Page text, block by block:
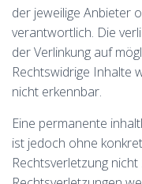
der jeweilige Anbieter
verantwortlich. Die
der Verlinkung auf
Rechtswidrige Inhalte
nicht erkennbar.
Eine permanente
ist jedoch ohne
Rechtsverletzung